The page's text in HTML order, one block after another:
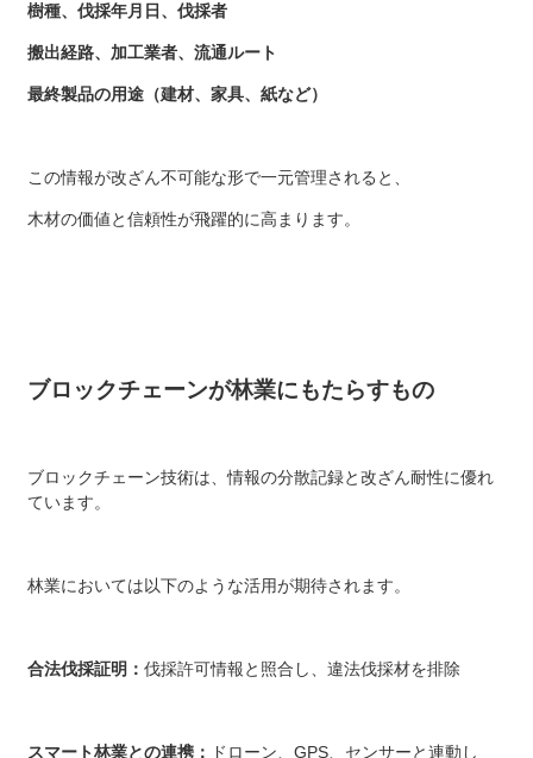
樹種、伐採年月日、伐採者
搬出経路、加工業者、流通ルート
最終製品の用途（建材、家具、紙など）
この情報が改ざん不可能な形で一元管理されると、
木材の価値と信頼性が飛躍的に高まります。
ブロックチェーンが林業にもたらすもの
ブロックチェーン技術は、情報の分散記録と改ざん耐性に優れ
ています。
林業においては以下のような活用が期待されます。
合法伐採証明： 伐採許可情報と照合し、違法伐採材を排除
スマート林業との連携： ドローン、GPS、センサーと連動し